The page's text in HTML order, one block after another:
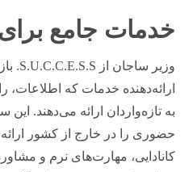
خدمات جامع برای
ارائه‌دهنده خدمات که اطلاعات،
به تازه‌واردان ارائه می‌دهند. این
حضوری را در خارج از کشور
کانادایی، مهارت‌های نرم و